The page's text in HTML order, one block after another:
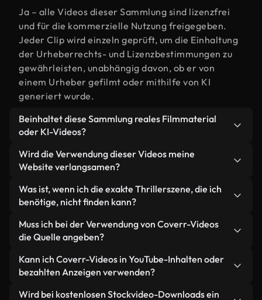
Ja – alle Videos dieser Sammlung sind lizenzfrei
und für die kommerzielle Nutzung freigegeben.
Jeder Clip wird einzeln geprüft, um die Einhaltung
der Urheberrechts- und Lizenzbestimmungen zu
gewährleisten, unabhängig davon, ob er von
einem Urheber gefilmt oder mithilfe von KI
generiert wurde.
Beinhaltet diese Sammlung reales Filmmaterial
oder KI-Videos?
Beides. Es handelt sich um eine Hybridbibliothek
aus realen, von Menschen aufgenommenen
generierten Videos. Jedes Video ist eindeutig
beschriftet, sodass Sie immer wissen, was Sie
verwenden.
Wird die Verwendung dieser Videos meine
Website verlangsamen?
Nicht, wenn Sie unsere optimierten Versionen
wählen. Wir bieten schlanke, webfähige Formate,
wurden – so bleibt die Qualität hoch, während
gleichzeitig die Ladezeiten minimiert und
Kennzahlen wie LCP verbessert werden.
Was ist, wenn ich die exakte Thrillerszene, die ich
benötige, nicht finden kann?
Mit Coverr AI Studio erstellen Sie im
Handumdrehen ein solches Video. Beschreiben Sie
Sonnenuntergang" – und das Studio generiert
innerhalb von Sekunden ein individuelles Video für
Sie, das unseren Lizenzbestimmungen entspricht.
Muss ich bei der Verwendung von Coverr-Videos
die Quelle angeben?
Eine Namensnennung ist nicht erforderlich. Alle
Videos in unserer Stockbibliothek sind lizenzfrei
verwendet werden – wir freuen uns aber immer
Kann ich Coverr-Videos in YouTube-Inhalten oder
bezahlten Anzeigen verwenden?
Ja. Sämtliches Stockmaterial von Coverr darf in
Wird bei kostenlosen Stockvideo-Downloads ein